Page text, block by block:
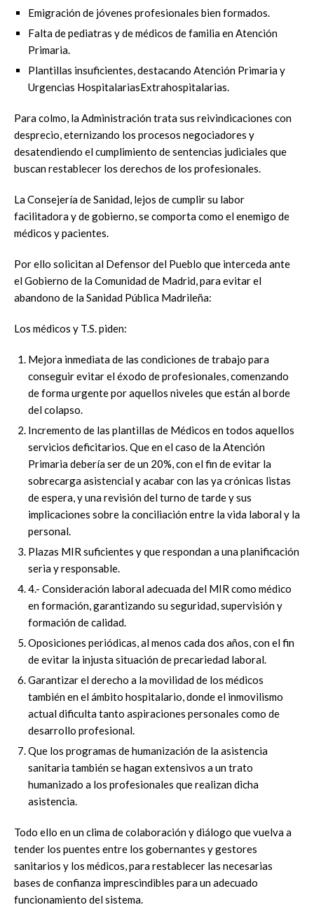
Emigración de jóvenes profesionales bien formados.
Falta de pediatras y de médicos de familia en Atención
Primaria.
Plantillas insuficientes, destacando Atención Primaria y
Urgencias HospitalariasExtrahospitalarias.
Para colmo, la Administración trata sus reivindicaciones con
desprecio, eternizando los procesos negociadores y
desatendiendo el cumplimiento de sentencias judiciales que
buscan restablecer los derechos de los profesionales.
La Consejería de Sanidad, lejos de cumplir su labor
facilitadora y de gobierno, se comporta como el enemigo de
médicos y pacientes.
Por ello solicitan al Defensor del Pueblo que interceda ante
el Gobierno de la Comunidad de Madrid, para evitar el
abandono de la Sanidad Pública Madrileña:
Los médicos y T.S. piden:
Mejora inmediata de las condiciones de trabajo para
conseguir evitar el éxodo de profesionales, comenzando
de forma urgente por aquellos niveles que están al borde
del colapso.
Incremento de las plantillas de Médicos en todos aquellos
servicios deficitarios. Que en el caso de la Atención
Primaria debería ser de un 20%, con el fin de evitar la
sobrecarga asistencial y acabar con las ya crónicas listas
de espera, y una revisión del turno de tarde y sus
implicaciones sobre la conciliación entre la vida laboral y la
personal.
Plazas MIR suficientes y que respondan a una planificación
seria y responsable.
4.- Consideración laboral adecuada del MIR como médico
en formación, garantizando su seguridad, supervisión y
formación de calidad.
Oposiciones periódicas, al menos cada dos años, con el fin
de evitar la injusta situación de precariedad laboral.
Garantizar el derecho a la movilidad de los médicos
también en el ámbito hospitalario, donde el inmovilismo
actual dificulta tanto aspiraciones personales como de
desarrollo profesional.
Que los programas de humanización de la asistencia
sanitaria también se hagan extensivos a un trato
humanizado a los profesionales que realizan dicha
asistencia.
Todo ello en un clima de colaboración y diálogo que vuelva a
tender los puentes entre los gobernantes y gestores
sanitarios y los médicos, para restablecer las necesarias
bases de confianza imprescindibles para un adecuado
funcionamiento del sistema.